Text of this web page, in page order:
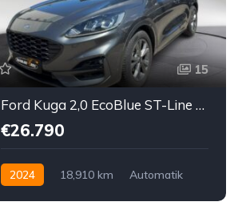
15
Ford Kuga 2,0 EcoBlue ST-Line Aut.
€26.790
2024 18,910 km
Automatik